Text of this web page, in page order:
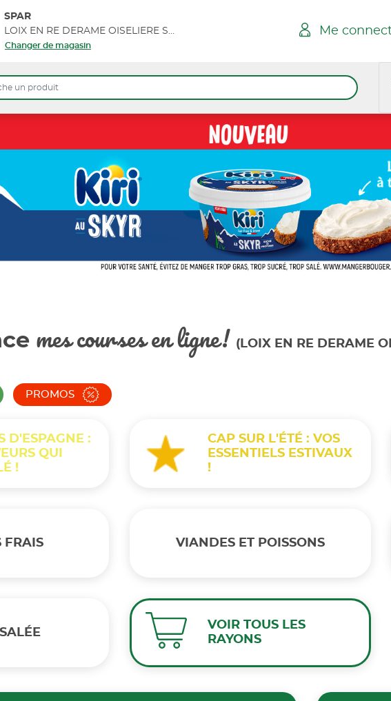
SPAR
LOIX EN RE DERAME OISELIERE SPAR MARCHE
Changer de magasin
Me
mes courses en ligne! (LOIX EN RE DERAME
PROMOS
D'ESPAGNE :
QUI
!
CAP SUR L'ÉTÉ : VOS
ESSENTIELS ESTIVAUX
!
FRAIS VIANDES ET POISSONS
VOIR TOUS LES
RAYONS